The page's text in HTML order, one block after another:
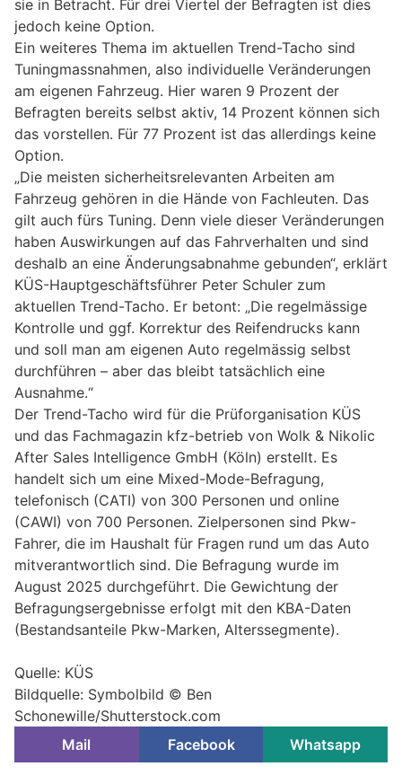
sie in Betracht. Für drei Viertel der Befragten ist dies
jedoch keine Option.
Ein weiteres Thema im aktuellen Trend-Tacho sind
Tuningmassnahmen, also individuelle Veränderungen
am eigenen Fahrzeug. Hier waren 9 Prozent der
Befragten bereits selbst aktiv, 14 Prozent können sich
das vorstellen. Für 77 Prozent ist das allerdings keine
Option.
„Die meisten sicherheitsrelevanten Arbeiten am
Fahrzeug gehören in die Hände von Fachleuten. Das
gilt auch fürs Tuning. Denn viele dieser Veränderungen
haben Auswirkungen auf das Fahrverhalten und sind
deshalb an eine Änderungsabnahme gebunden“, erklärt
KÜS-Hauptgeschäftsführer Peter Schuler zum
aktuellen Trend-Tacho. Er betont: „Die regelmässige
Kontrolle und ggf. Korrektur des Reifendrucks kann
und soll man am eigenen Auto regelmässig selbst
durchführen – aber das bleibt tatsächlich eine
Ausnahme.“
Der Trend-Tacho wird für die Prüforganisation KÜS
und das Fachmagazin kfz-betrieb von Wolk & Nikolic
After Sales Intelligence GmbH (Köln) erstellt. Es
handelt sich um eine Mixed-Mode-Befragung,
telefonisch (CATI) von 300 Personen und online
(CAWI) von 700 Personen. Zielpersonen sind Pkw-
Fahrer, die im Haushalt für Fragen rund um das Auto
mitverantwortlich sind. Die Befragung wurde im
August 2025 durchgeführt. Die Gewichtung der
Befragungsergebnisse erfolgt mit den KBA-Daten
(Bestandsanteile Pkw-Marken, Alterssegmente).
Quelle: KÜS
Bildquelle: Symbolbild © Ben
Schonewille/Shutterstock.com
Mail
Facebook Whatsapp